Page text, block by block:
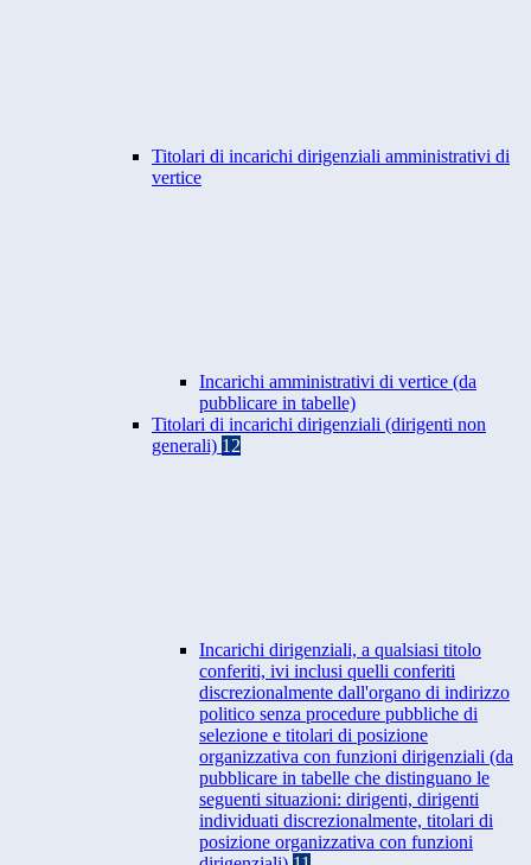
Titolari di incarichi dirigenziali amministrativi di
vertice
Incarichi amministrativi di vertice (da
pubblicare in tabelle)
Titolari di incarichi dirigenziali (dirigenti non
generali) 12
Incarichi dirigenziali, a qualsiasi titolo
conferiti, ivi inclusi quelli conferiti
discrezionalmente dall'organo di indirizzo
politico senza procedure pubbliche di
selezione e titolari di posizione
organizzativa con funzioni dirigenziali (da
pubblicare in tabelle che distinguano le
seguenti situazioni: dirigenti, dirigenti
individuati discrezionalmente, titolari di
posizione organizzativa con funzioni